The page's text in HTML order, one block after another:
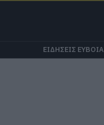
ΕΙΔΗΣΕΙΣ ΕΥΒΟΙΑ